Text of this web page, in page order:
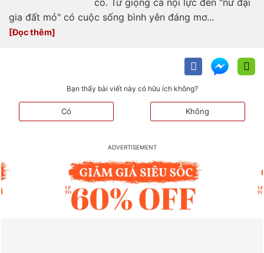
cô. Từ giọng ca nội lực đến "nữ đại
gia đất mỏ" có cuộc sống bình yên đáng mơ...
Bạn thấy bài viết này có hữu ích không?
Có Không